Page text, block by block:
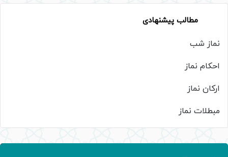
مطالب پیشنهادی
نماز شب
احکام نماز
ارکان نماز
مبطلات نماز